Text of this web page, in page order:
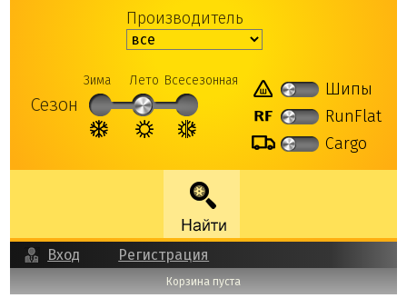
Производитель
Сезон
Зима Лето Всесезонная
Шипы
RunFlat
Cargo
Вход Регистрация
Корзина пуста